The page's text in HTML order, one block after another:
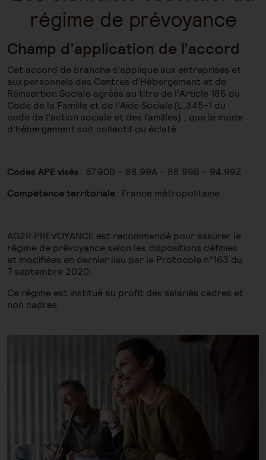
régime de prévoyance
Champ d’application de l’accord
Cet accord de branche s’applique aux entreprises et
aux personnels des Centres d’Hébergement et de
Réinsertion Sociale agréés au titre de l’Article 185 du
Code de la Famille et de l’Aide Sociale (L.345-1 du
code de l’action sociale et des familles) ; que le mode
d’hébergement soit collectif ou éclaté.
Codes APE visés : 87.90B – 88.99A – 88.99B – 94.99Z
Compétence territoriale: France métropolitaine
AG2R PREVOYANCE est recommandé pour assurer le
régime de prévoyance selon les dispositions définies
et modifiées en dernier lieu par le Protocole n°163 du
7 septembre 2020.
Ce régime est institué au profit des salariés cadres et
non cadres.